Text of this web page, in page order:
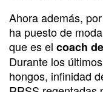
Ahora además,
ha puesto de
que es el coach
Durante los
hongos, infinidad